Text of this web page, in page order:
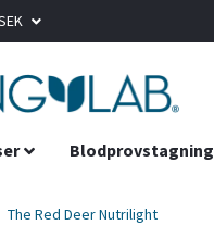
Blodprovstagning
The Red Deer Nutrilight